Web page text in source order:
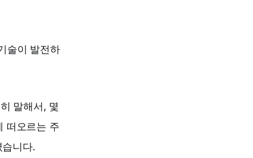
술이 발전하
말해서, 몇
떠오르는 주
니다.